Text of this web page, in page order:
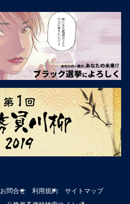
お問合せ 利用規約
サイトマップ